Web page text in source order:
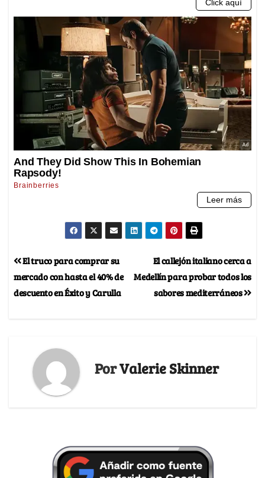
El callejón italiano cerca a
Medellín para probar todos los
sabores mediterráneos
El truco para comprar su
mercado con hasta el 40% de
descuento en Éxito y Carulla
PorValerie Skinner